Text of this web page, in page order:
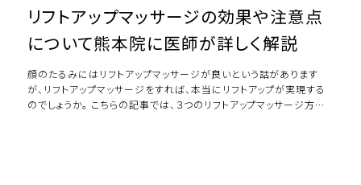
リフトアップマッサージの効果や注意点
について熊本院に医師が詳しく解説
顔のたるみにはリフトアップマッサージが良いという話があります
が、リフトアップマッサージをすれば、本当にリフトアップが実現する
のでしょうか。 こちらの記事では、３つのリフトアップマッサージ方法